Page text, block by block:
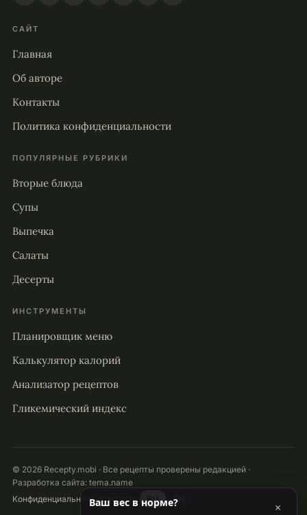
САЙТ
Главная
Об авторе
Контакты
Политика конфиденциальности
ПОПУЛЯРНЫЕ РУБРИКИ
Вторые блюда
Супы
Выпечка
Салаты
Десерты
ИНСТРУМЕНТЫ
Планировщик меню
Калькулятор калорий
Анализатор рецептов
Гликемический индекс
© 2026 Recepty.mobi · Все рецепты проверены редакцией ·
Разработка сайта: tema.name
КонфиденциальностьКонтакты RU EN
Ваш вес в норме? ×